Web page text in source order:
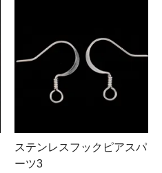
ステンレスフックピアスパ
ーツ3